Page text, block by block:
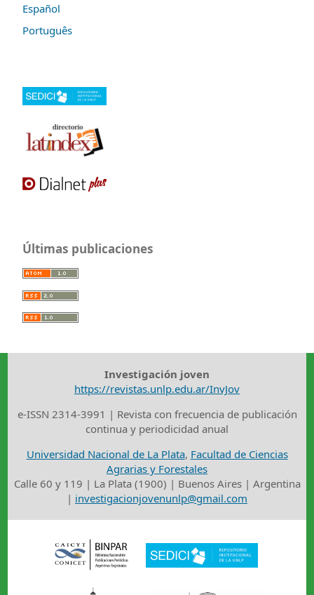
Español
Português
Últimas publicaciones
Investigación joven
https://revistas.unlp.edu.ar/InvJov
e-ISSN 2314-3991 | Revista con frecuencia de publicación
continua y periodicidad anual
Universidad Nacional de La Plata, Facultad de Ciencias
Agrarias y Forestales
Calle 60 y 119 | La Plata (1900) | Buenos Aires | Argentina
| investigacionjovenunlp@gmail.com